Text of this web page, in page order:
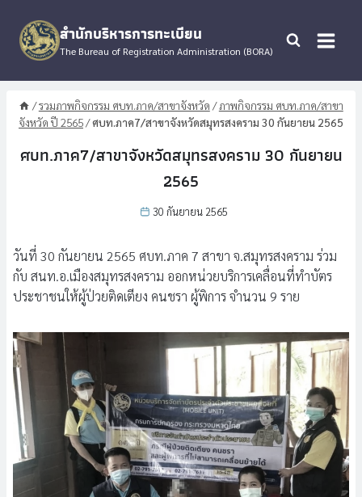
content
สำนักบริหารการทะเบียน
The Bureau of Registration Administration (BORA)
/รวมภาพกิจกรรม ศบท.ภาค/สาขาจังหวัด /ภาพกิจกรรม ศบท.ภาค/สาขา
จังหวัด ปี 2565/ศบท.ภาค7/สาขาจังหวัดสมุทรสงคราม 30 กันยายน 2565
ศบท.ภาค7/สาขาจังหวัดสมุทรสงคราม 30 กันยายน
2565
30 กันยายน 2565
วันที่ 30 กันยายน 2565 ศบท.ภาค 7 สาขา จ.สมุทรสงคราม ร่วม
กับ สนท.อ.เมืองสมุทรสงคราม ออกหน่วยบริการเคลื่อนที่ทำบัตร
ประชาชนให้ผู้ป่วยติดเตียง คนชรา ผู้พิการ จำนวน 9 ราย